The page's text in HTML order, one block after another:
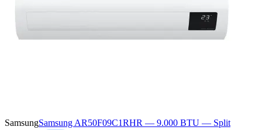
SamsungSamsung AR50F09C1RHR — 9.000 BTU — Split